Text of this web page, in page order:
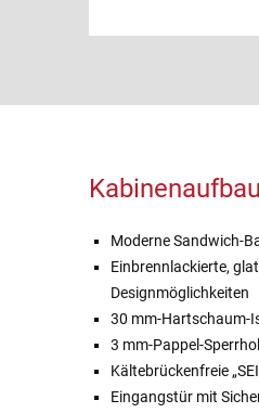
Kabinenaufbau
Moderne Sandwich-
Einbrennlackierte,
Designmöglichkeiten
30 mm-Hartschaum-
3 mm-Pappel-
Kältebrückenfreie
Eingangstür mit